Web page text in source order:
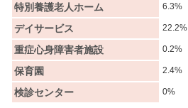
特別養護老人ホーム 6.3%
デイサービス 22.2%
重症心身障害者施設 0.2%
保育園 2.4%
検診センター 0%